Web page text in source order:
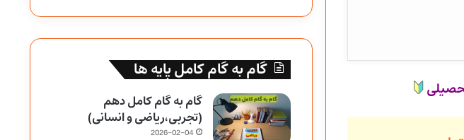
گام به گام کامل پایه ها
گام به گام کامل دهم
(تجربی،ریاضی و انسانی)
2026-02-04